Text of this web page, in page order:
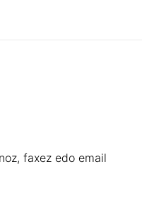
faxez edo email